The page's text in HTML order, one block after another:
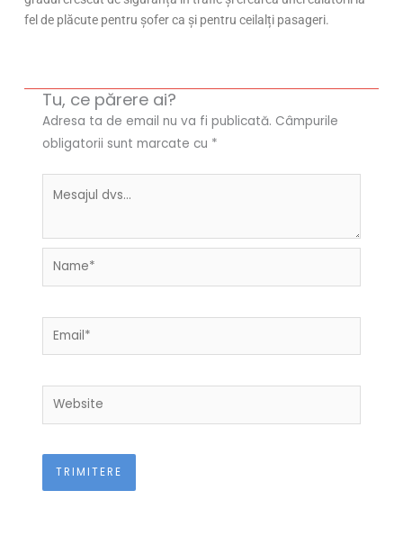
fel de plăcute pentru șofer ca și pentru ceilalți pasageri.
Tu, ce părere ai?
Adresa ta de email nu va fi publicată. Câmpurile
obligatorii sunt marcate cu *
Name*
Email*
Website